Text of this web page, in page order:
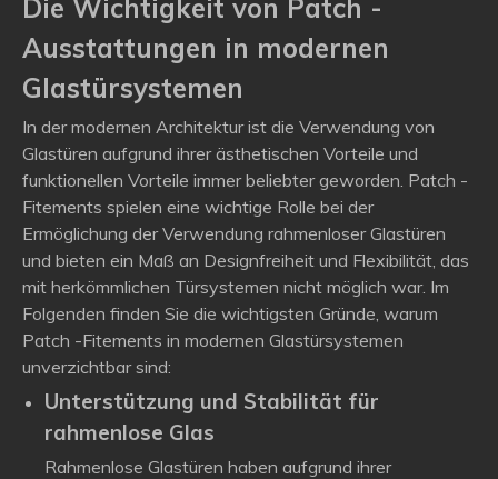
Die Wichtigkeit von Patch -
Ausstattungen in modernen
Glastürsystemen
In der modernen Architektur ist die Verwendung von
Glastüren aufgrund ihrer ästhetischen Vorteile und
funktionellen Vorteile immer beliebter geworden. Patch -
Fitements spielen eine wichtige Rolle bei der
Ermöglichung der Verwendung rahmenloser Glastüren
und bieten ein Maß an Designfreiheit und Flexibilität, das
mit herkömmlichen Türsystemen nicht möglich war. Im
Folgenden finden Sie die wichtigsten Gründe, warum
Patch -Fitements in modernen Glastürsystemen
unverzichtbar sind:
Unterstützung und Stabilität für
rahmenlose Glas
Rahmenlose Glastüren haben aufgrund ihrer